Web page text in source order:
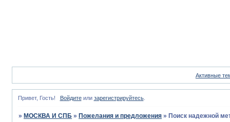
Активные
Привет, Гость! Войдитеили зарегистрируйтесь.
» МОСКВА И СПБ » Пожелания и предложения » Поиск надежной